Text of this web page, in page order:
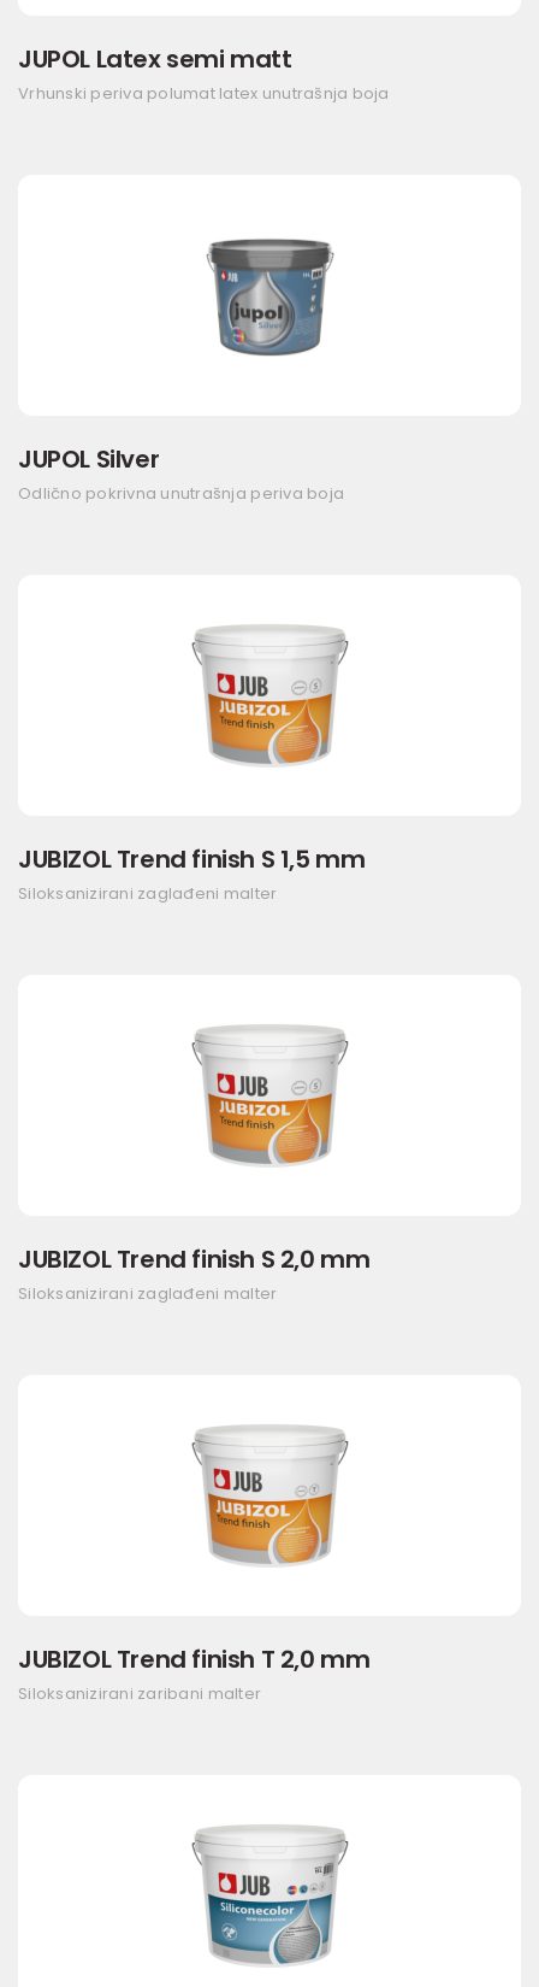
JUPOL Latex semi matt
Vrhunski periva polumat latex unutrašnja boja
JUPOL Silver
Odlično pokrivna unutrašnja periva boja
JUBIZOL Trend finish S 1,5 mm
Siloksanizirani zaglađeni malter
JUBIZOL Trend finish S 2,0 mm
Siloksanizirani zaglađeni malter
JUBIZOL Trend finish T 2,0 mm
Siloksanizirani zaribani malter